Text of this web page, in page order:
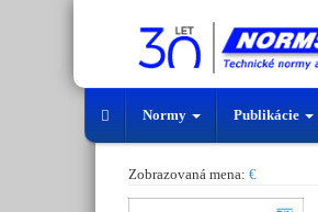
Normy Publikácie
Zobrazovaná mena: €